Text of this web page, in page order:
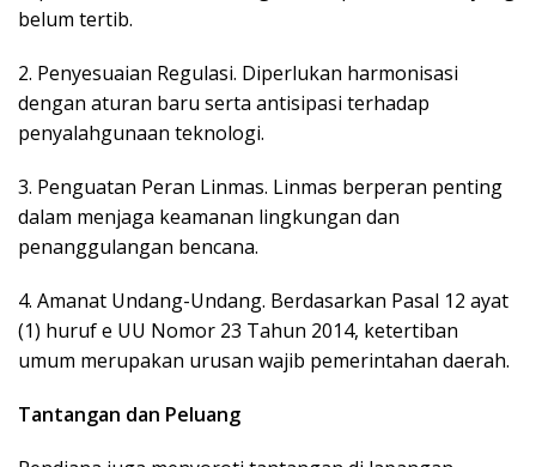
belum tertib.
2. Penyesuaian Regulasi. Diperlukan harmonisasi
dengan aturan baru serta antisipasi terhadap
penyalahgunaan teknologi.
3. Penguatan Peran Linmas. Linmas berperan penting
dalam menjaga keamanan lingkungan dan
penanggulangan bencana.
4. Amanat Undang-Undang. Berdasarkan Pasal 12 ayat
(1) huruf e UU Nomor 23 Tahun 2014, ketertiban
umum merupakan urusan wajib pemerintahan daerah.
Tantangan dan Peluang